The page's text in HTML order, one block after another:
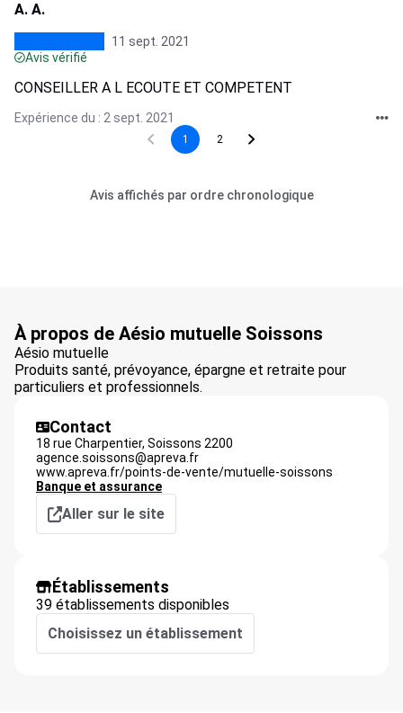
A. A.
11 sept. 2021
Avis vérifié
CONSEILLER A L ECOUTE ET COMPETENT
Expérience du : 2 sept. 2021
1 2
Avis affichés par ordre chronologique
À propos de Aésio mutuelle Soissons
Aésio mutuelle
Produits santé, prévoyance, épargne et retraite pour
particuliers et professionnels.
Contact
18 rue Charpentier, Soissons 2200
agence.soissons@apreva.fr
www.apreva.fr/points-de-vente/mutuelle-soissons
Banque et assurance
Aller sur le site
Établissements
39 établissements disponibles
Choisissez un établissement